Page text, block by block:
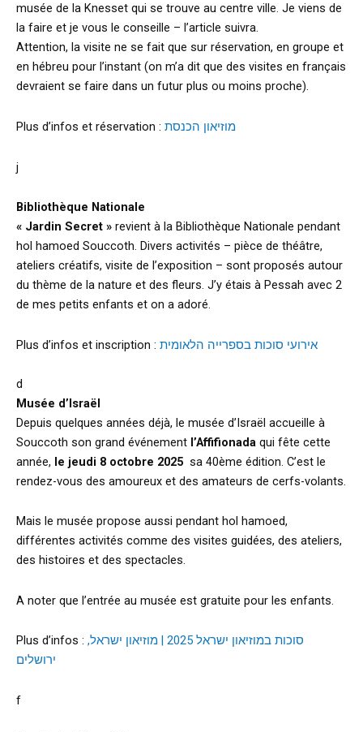
musée de la Knesset qui se trouve au centre ville. Je viens de
la faire et je vous le conseille – l’article suivra.
Attention, la visite ne se fait que sur réservation, en groupe et
en hébreu pour l’instant (on m’a dit que des visites en français
devraient se faire dans un futur plus ou moins proche).
Plus d’infos et réservation : מוזיאון הכנסת
j
Bibliothèque Nationale
« Jardin Secret » revient à la Bibliothèque Nationale pendant
hol hamoed Souccoth. Divers activités – pièce de théâtre,
ateliers créatifs, visite de l’exposition – sont proposés autour
du thème de la nature et des fleurs. J’y étais à Pessah avec 2
de mes petits enfants et on a adoré.
Plus d’infos et inscription : אירועי סוכות בספרייה הלאומית
d
Musée d’Israël
Depuis quelques années déjà, le musée d’Israël accueille à
Souccoth son grand événement l’Affifionada qui fête cette
année, le jeudi 8 octobre 2025 sa 40ème édition. C’est le
rendez-vous des amoureux et des amateurs de cerfs-volants.
Mais le musée propose aussi pendant hol hamoed,
différentes activités comme des visites guidées, des ateliers,
des histoires et des spectacles.
A noter que l’entrée au musée est gratuite pour les enfants.
Plus d’infos : סוכות במוזיאון ישראל 2025 | מוזיאון ישראל,
ירושלים
f